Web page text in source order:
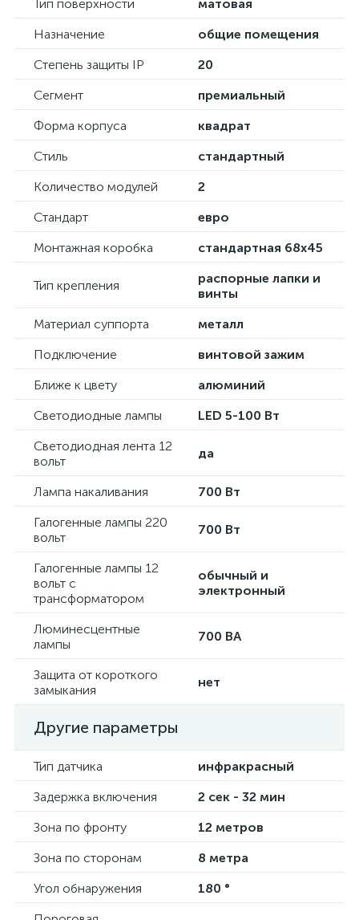
Тип поверхности
матовая
Назначение
общие помещения
Степень защиты IP
20
Сегмент
премиальный
Форма корпуса
квадрат
Стиль
стандартный
Количество модулей
2
Стандарт
евро
Монтажная коробка
стандартная 68х45
Тип крепления
распорные лапки и
винты
Материал суппорта
металл
Подключение
винтовой зажим
Ближе к цвету
алюминий
Светодиодные лампы
LED 5-100 Вт
Светодиодная лента 12
вольт
да
Лампа накаливания
700 Вт
Галогенные лампы 220
вольт
700 Вт
Галогенные лампы 12
вольт с
трансформатором
обычный и
электронный
Люминесцентные
лампы
700 ВА
Защита от короткого
замыкания
нет
Другие параметры
Тип датчика
инфракрасный
Задержка включения
2 сек - 32 мин
Зона по фронту
12 метров
Зона по сторонам
8 метра
Угол обнаружения
180 °